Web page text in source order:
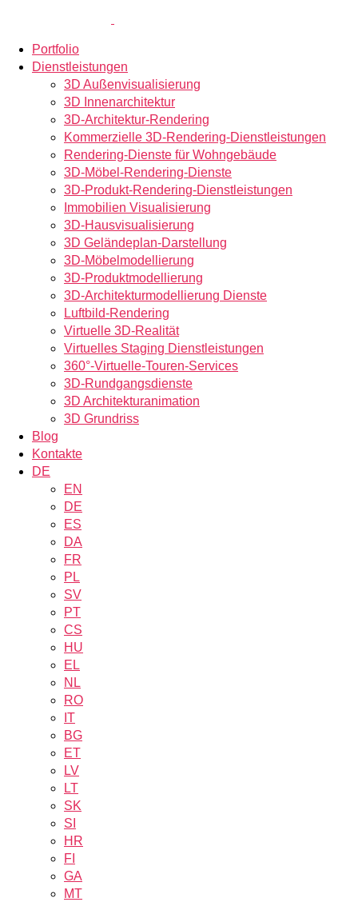
Portfolio
Dienstleistungen
3D Außenvisualisierung
3D Innenarchitektur
3D-Architektur-Rendering
Kommerzielle 3D-Rendering-Dienstleistungen
Rendering-Dienste für Wohngebäude
3D-Möbel-Rendering-Dienste
3D-Produkt-Rendering-Dienstleistungen
Immobilien Visualisierung
3D-Hausvisualisierung
3D Geländeplan-Darstellung
3D-Möbelmodellierung
3D-Produktmodellierung
3D-Architekturmodellierung Dienste
Luftbild-Rendering
Virtuelle 3D-Realität
Virtuelles Staging Dienstleistungen
360°-Virtuelle-Touren-Services
3D-Rundgangsdienste
3D Architekturanimation
3D Grundriss
Blog
Kontakte
DE
EN
DE
ES
DA
FR
PL
SV
PT
CS
HU
EL
NL
RO
IT
BG
ET
LV
LT
SK
SI
HR
FI
GA
MT